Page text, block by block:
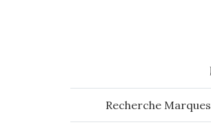
Recherche Marques